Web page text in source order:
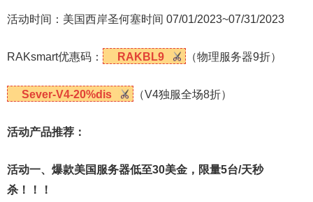
活动时间：美国西岸圣何塞时间 07/01/2023~07/31/2023
RAKsmart优惠码： RAKBL9 （物理服务器9折）
Sever-V4-20%dis （V4独服全场8折）
活动产品推荐：
活动一、爆款美国服务器低至30美金，限量5台/天秒
杀！！！